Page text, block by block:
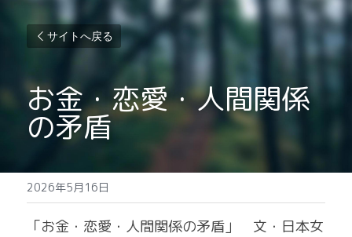
サイトへ戻る
お金・恋愛・人間関係
の矛盾
2026年5月16日
「お金・恋愛・人間関係の矛盾」　文・日本女